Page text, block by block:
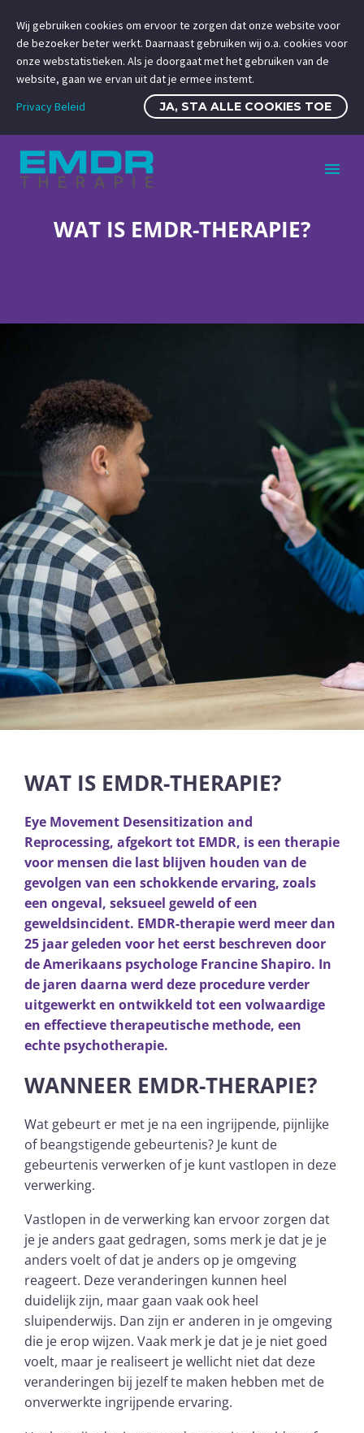
WAT IS EMDR-THERAPIE?
WAT IS EMDR-THERAPIE?
Eye Movement Desensitization and
Reprocessing, afgekort tot EMDR, is een therapie
voor mensen die last blijven houden van de
gevolgen van een schokkende ervaring, zoals
een ongeval, seksueel geweld of een
geweldsincident. EMDR-therapie werd meer dan
25 jaar geleden voor het eerst beschreven door
de Amerikaans psychologe Francine Shapiro. In
de jaren daarna werd deze procedure verder
uitgewerkt en ontwikkeld tot een volwaardige
en effectieve therapeutische methode, een
echte psychotherapie.
WANNEER EMDR-THERAPIE?
Wat gebeurt er met je na een ingrijpende, pijnlijke
of beangstigende gebeurtenis? Je kunt de
gebeurtenis verwerken of je kunt vastlopen in deze
verwerking.
Vastlopen in de verwerking kan ervoor zorgen dat
je je anders gaat gedragen, soms merk je dat je je
anders voelt of dat je anders op je omgeving
reageert. Deze veranderingen kunnen heel
duidelijk zijn, maar gaan vaak ook heel
sluipenderwijs. Dan zijn er anderen in je omgeving
die je erop wijzen. Vaak merk je dat je je niet goed
voelt, maar je realiseert je wellicht niet dat deze
veranderingen bij jezelf te maken hebben met de
onverwerkte ingrijpende ervaring.
Wij gebruiken cookies om ervoor te zorgen dat onze website voor
de bezoeker beter werkt. Daarnaast gebruiken wij o.a. cookies voor
onze webstatistieken. Als je doorgaat met het gebruiken van de
website, gaan we ervan uit dat je ermee instemt.
Privacy Beleid
JA, STA ALLE COOKIES TOE